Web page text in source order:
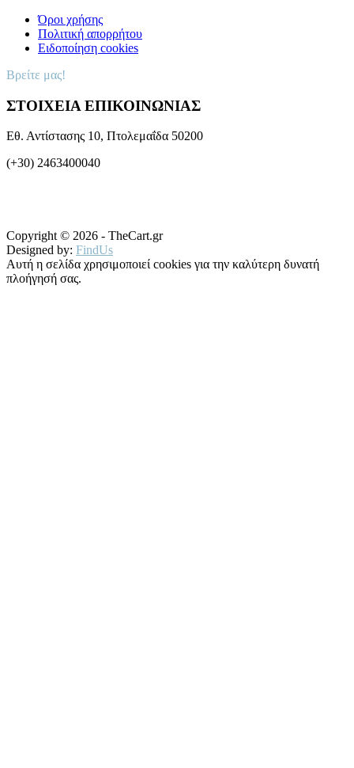
Όροι χρήσης
Πολιτική απορρήτου
Ειδοποίηση cookies
Βρείτε μας!
ΣΤΟΙΧΕΙΑ ΕΠΙΚΟΙΝΩΝΙΑΣ
Εθ. Αντίστασης 10, Πτολεμαΐδα 50200
(+30) 2463400040
Copyright © 2026 - TheCart.gr
Designed by: FindUs
Αυτή η σελίδα χρησιμοποιεί cookies για την καλύτερη δυνατή
πλοήγησή σας.